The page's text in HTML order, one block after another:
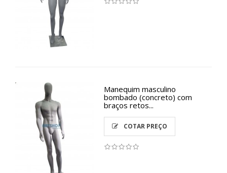
Manequim masculino
bombado (concreto) com
braços retos...
COTAR PREÇO